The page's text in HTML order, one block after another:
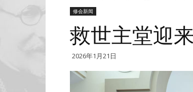
修会新闻
救世主堂迎
2026年1月21日